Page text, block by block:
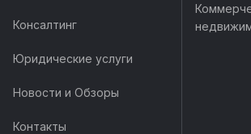
Консалтинг
Юридические услуги
Новости и Обзоры
Контакты